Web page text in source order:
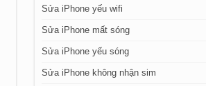
Sửa iPhone yếu wifi
Sửa iPhone mất sóng
Sửa iPhone yếu sóng
Sửa iPhone không nhận sim